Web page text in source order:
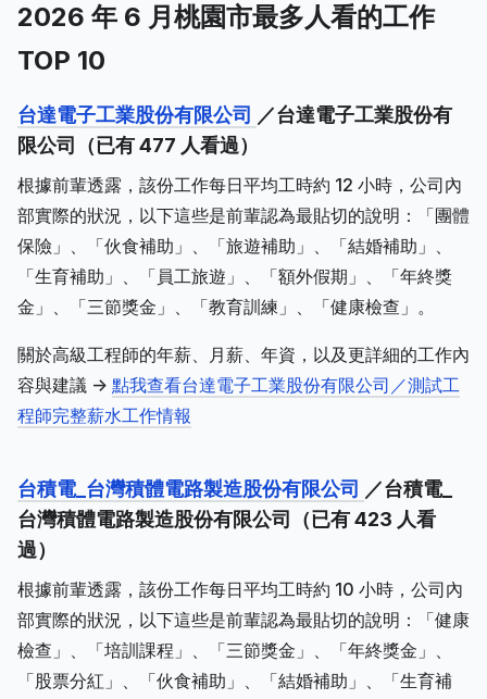
2026 年 6 月桃園市最多人看的工作
TOP 10
台達電子工業股份有限公司 ／台達電子工業股份有
限公司（已有 477 人看過）
根據前輩透露，該份工作每日平均工時約 12 小時，公司內
部實際的狀況，以下這些是前輩認為最貼切的說明：「團體
保險」、「伙食補助」、「旅遊補助」、「結婚補助」、
「生育補助」、「員工旅遊」、「額外假期」、「年終獎
金」、「三節獎金」、「教育訓練」、「健康檢查」。
關於高級工程師的年薪、月薪、年資，以及更詳細的工作內
容與建議 -> 點我查看台達電子工業股份有限公司／測試工
程師完整薪水工作情報
台積電_台灣積體電路製造股份有限公司 ／台積電_
台灣積體電路製造股份有限公司（已有 423 人看
過）
根據前輩透露，該份工作每日平均工時約 10 小時，公司內
部實際的狀況，以下這些是前輩認為最貼切的說明：「健康
檢查」、「培訓課程」、「三節獎金」、「年終獎金」、
「股票分紅」、「伙食補助」、「結婚補助」、「生育補